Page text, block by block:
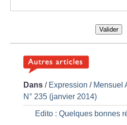
Valider
Dans / Expression / Mensuel
N° 235 (janvier 2014)
Edito : Quelques bonnes